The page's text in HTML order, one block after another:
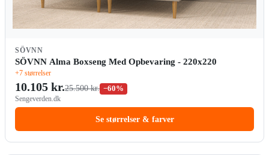
SÖVNN
SÖVNN Alma Boxseng Med Opbevaring - 220x220
+7 størrelser
10.105 kr.25.500 kr. −60%
Sengeverden.dk
Se størrelser & farver